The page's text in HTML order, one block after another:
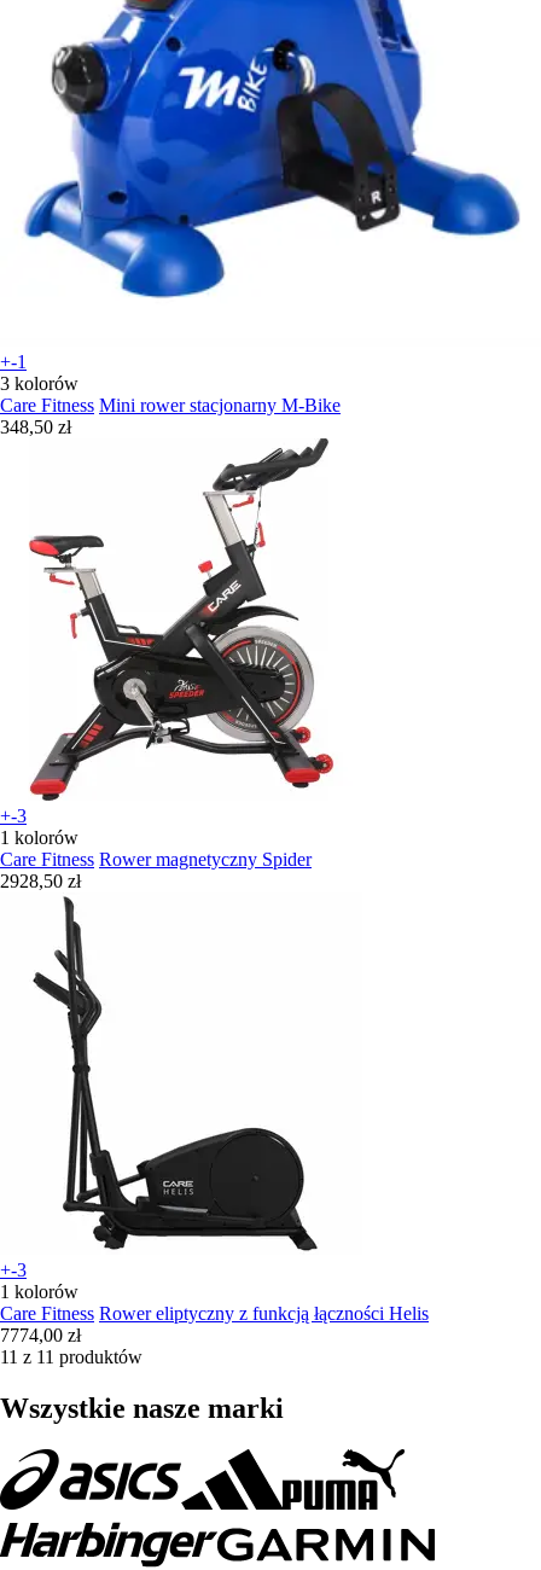
+-1
3 kolorów
Care Fitness Mini rower stacjonarny M-Bike
348,50 zł
+-3
1 kolorów
Care Fitness Rower magnetyczny Spider
2928,50 zł
+-3
1 kolorów
Care Fitness Rower eliptyczny z funkcją łączności Helis
7774,00 zł
11 z 11 produktów
Wszystkie nasze marki